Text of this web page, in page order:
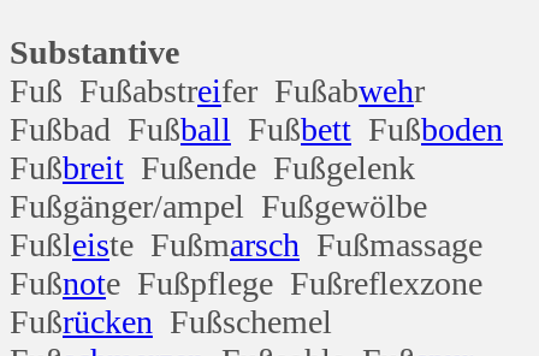
Substantive
Fuß Fußabstreifer Fußabwehr
Fußbad Fußball Fußbett Fußboden
Fußbreit Fußende Fußgelenk
Fußgänger/ampel Fußgewölbe
Fußleiste Fußmarsch Fußmassage
Fußnote Fußpflege Fußreflexzone
Fußrücken Fußschemel